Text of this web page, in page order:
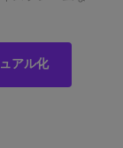
アル化